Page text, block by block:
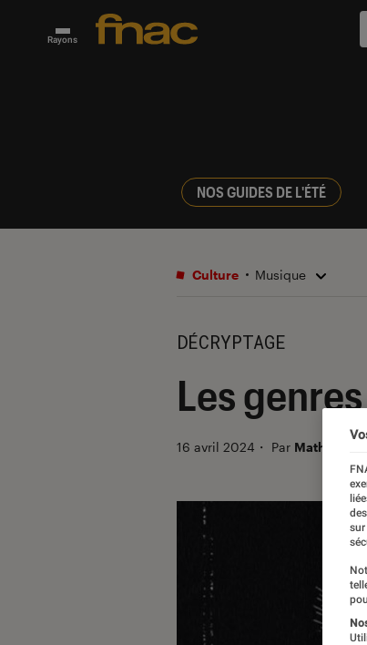
Rayons
NOS GUIDES DE L'ÉTÉ
Culture Musique
DÉCRYPTAGE
Les
16 avril 2024 ・ Par Mathieu M.
sur